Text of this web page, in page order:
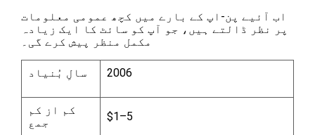
اب آئیے پن-اپ کے بارے میں کچھ عمومی معلومات
پر نظر ڈالتے ہیں، جو آپ کو سائٹ کا ایک زیادہ
مکمل منظر پیش کرے گی۔
سالِ بُنیاد 2006
کم از کم
جمع
$1–5